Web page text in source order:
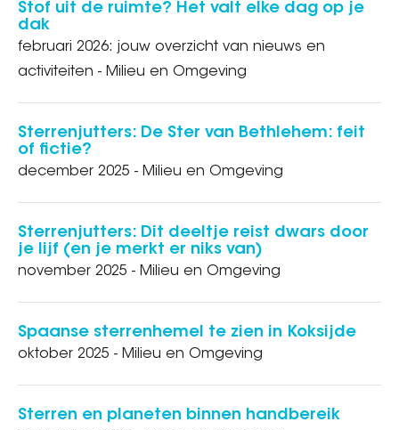
Stof uit de ruimte? Het valt elke dag op je
dak
februari 2026: jouw overzicht van nieuws en
activiteiten - Milieu en Omgeving
Sterrenjutters: De Ster van Bethlehem: feit
of fictie?
december 2025 - Milieu en Omgeving
Sterrenjutters: Dit deeltje reist dwars door
je lijf (en je merkt er niks van)
november 2025 - Milieu en Omgeving
Spaanse sterrenhemel te zien in Koksijde
oktober 2025 - Milieu en Omgeving
Sterren en planeten binnen handbereik